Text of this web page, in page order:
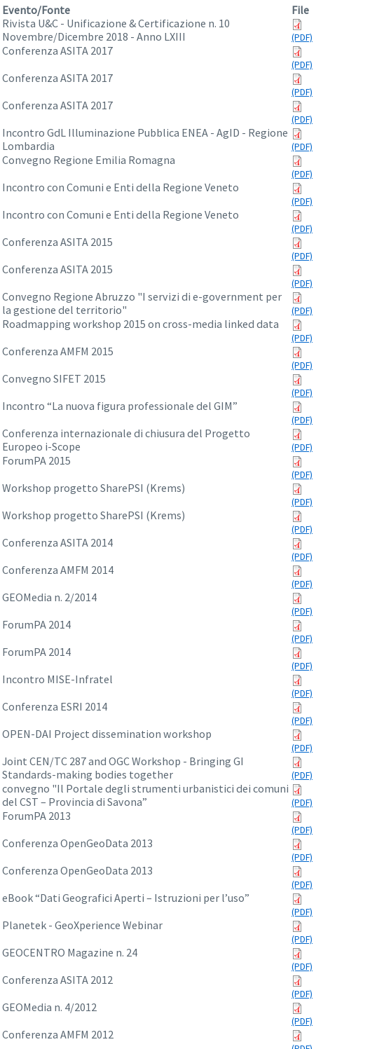
Evento/Fonte
File
Rivista U&C - Unificazione & Certificazione n. 10
Novembre/Dicembre 2018 - Anno LXIII
Conferenza ASITA 2017
Conferenza ASITA 2017
Conferenza ASITA 2017
Incontro GdL Illuminazione Pubblica ENEA - AgID - Regione
Lombardia
Convegno Regione Emilia Romagna
Incontro con Comuni e Enti della Regione Veneto
Incontro con Comuni e Enti della Regione Veneto
Conferenza ASITA 2015
Conferenza ASITA 2015
Convegno Regione Abruzzo "I servizi di e-government per
la gestione del territorio"
Roadmapping workshop 2015 on cross-media linked data
Conferenza AMFM 2015
Convegno SIFET 2015
Incontro “La nuova figura professionale del GIM”
Conferenza internazionale di chiusura del Progetto
Europeo i-Scope
ForumPA 2015
Workshop progetto SharePSI (Krems)
Workshop progetto SharePSI (Krems)
Conferenza ASITA 2014
Conferenza AMFM 2014
GEOMedia n. 2/2014
ForumPA 2014
ForumPA 2014
Incontro MISE-Infratel
Conferenza ESRI 2014
OPEN-DAI Project dissemination workshop
Joint CEN/TC 287 and OGC Workshop - Bringing GI
Standards-making bodies together
convegno "Il Portale degli strumenti urbanistici dei comuni
del CST – Provincia di Savona”
ForumPA 2013
Conferenza OpenGeoData 2013
Conferenza OpenGeoData 2013
eBook “Dati Geografici Aperti – Istruzioni per l’uso”
Planetek - GeoXperience Webinar
GEOCENTRO Magazine n. 24
Conferenza ASITA 2012
GEOMedia n. 4/2012
Conferenza AMFM 2012